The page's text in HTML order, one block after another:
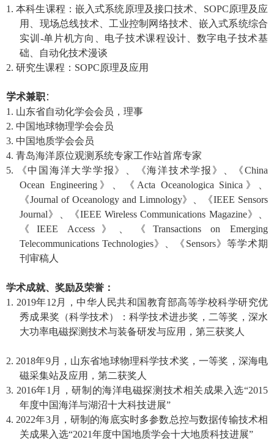
1.本科生课程：嵌入式系统原理及接口技术、 SOPC原理及应
用、现场总线技术、工业控制网络技术、嵌入式系统综合
实训 -单片机方向、电子技术课程设计、数字电子技术基
础、自动化技术漫谈
2. 研究生课程： SOPC原理及应用
学术兼职：
1. 山东省自动化学会会员，理事
2. 中国地球物理学会会员
3. 中国地质学会会员
4. 青岛海洋原位观测系统专家工作站首席专家
5.
《中国海洋大学学报》、《海洋技术学报》、《China
Ocean Engineering》、《 Acta Oceanologica Sinica 》、
《Journal of Oceanology and Limnology》、《IEEE Sensors
Journal》、《IEEE Wireless Communications Magazine》、
《 IEEE Access》、《 Transactions on Emerging
Telecommunications Technologies》、《 Sensors》等学术期
刊审稿人
学术成就、奖励及荣誉：
1. 2019年12 月，中华人民共和国教育部高等学校科学研究优
秀成果奖（科学技术）：科学技术进步奖，二等奖，深水
大功率电磁探测技术与装备研发与应用，第三获奖人
2. 2018年9月，山东省地球物理科学技术奖，一等奖，深海电
磁采集站及应用，第二获奖人
3. 2016年1 月，研制的海洋电磁探测技术相关成果入选“2015
年度中国海洋与湖沼十大科技进展”
4. 2022年3月，研制的海底实时多参数总控与数据传输技术相
关成果入选“2021年度中国地质学会十大地质科技进展”